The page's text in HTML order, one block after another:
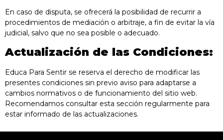
En caso de disputa, se ofrecerá la posibilidad de recurrir a
procedimientos de mediación o arbitraje, a fin de evitar la vía
judicial, salvo que no sea posible o adecuado.
Actualización de las Condiciones:
Educa Para Sentir se reserva el derecho de modificar las
presentes condiciones sin previo aviso para adaptarse a
cambios normativos o de funcionamiento del sitio web.
Recomendamos consultar esta sección regularmente para
estar informado de las actualizaciones.